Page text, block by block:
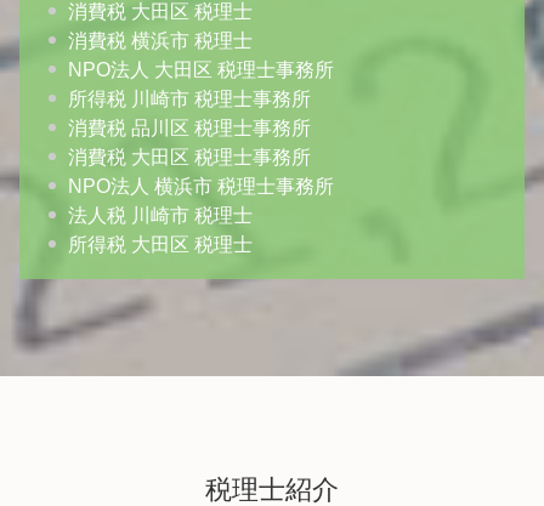
消費税 大田区 税理士
消費税 横浜市 税理士
NPO法人 大田区 税理士事務所
所得税 川崎市 税理士事務所
消費税 品川区 税理士事務所
消費税 大田区 税理士事務所
NPO法人 横浜市 税理士事務所
法人税 川崎市 税理士
所得税 大田区 税理士
税理士紹介